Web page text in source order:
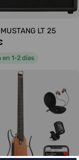
LT 25
en 1-2 días